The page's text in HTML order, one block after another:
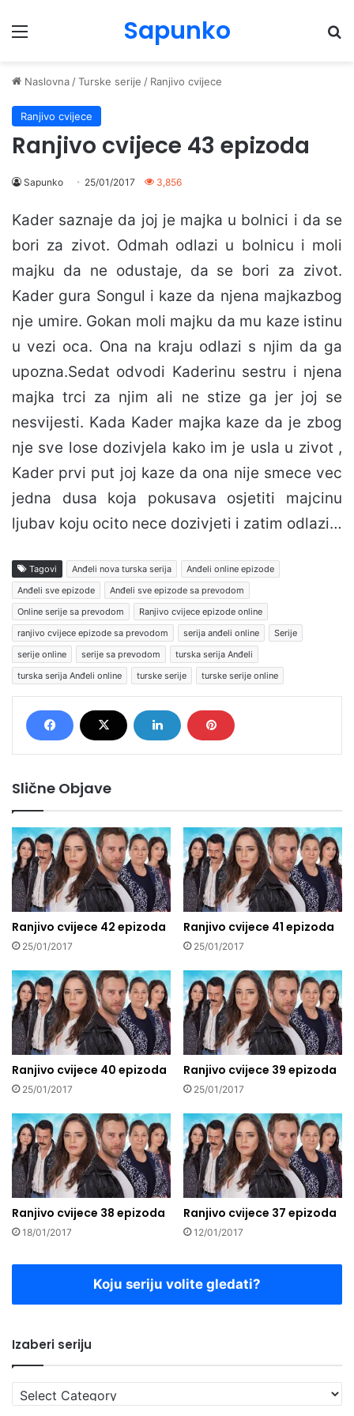
Menu Sapunko
Naslovna /Turske serije / Ranjivo cvijece
Ranjivo cvijece
Ranjivo cvijece 43 epizoda
Sapunko 25/01/2017 3,856
Kader saznaje da joj je majka u bolnici i da se
bori za zivot. Odmah odlazi u bolnicu i moli
majku da ne odustaje, da se bori za zivot.
Kader gura Songul i kaze da njena majkazbog
nje umire. Gokan moli majku da mu kaze istinu
u vezi oca. Ona na kraju odlazi s njim da ga
upozna.Sedat odvodi Kaderinu sestru i njena
majka trci za njim ali ne stize ga jer joj se
nesvijesti. Kada Kader majka kaze da je zbog
nje sve lose dozivjela kako im je usla u zivot ,
Kader prvi put joj kaze da ona nije smece vec
jedna dusa koja pokusava osjetiti majcinu
ljubav koju ocito nece dozivjeti i zatim odlazi…
Tagovi Anđeli nova turska serija
Anđeli online epizode
Anđeli sve epizode
Anđeli sve epizode sa prevodom
Online serije sa prevodom
Ranjivo cvijece epizode online
ranjivo cvijece epizode sa prevodom
serija anđeli online
Serije
serije online
serije sa prevodom
turska serija Anđeli
turska serija Anđeli online
turske serije turske serije online
Slične Objave
Ranjivo cvijece 42 epizoda
25/01/2017
Ranjivo cvijece 41 epizoda
25/01/2017
Ranjivo cvijece 40 epizoda
25/01/2017
Ranjivo cvijece 39 epizoda
25/01/2017
Ranjivo cvijece 38 epizoda
18/01/2017
Ranjivo cvijece 37 epizoda
12/01/2017
Koju seriju volite gledati?
Izaberi seriju
Izaberi
seriju